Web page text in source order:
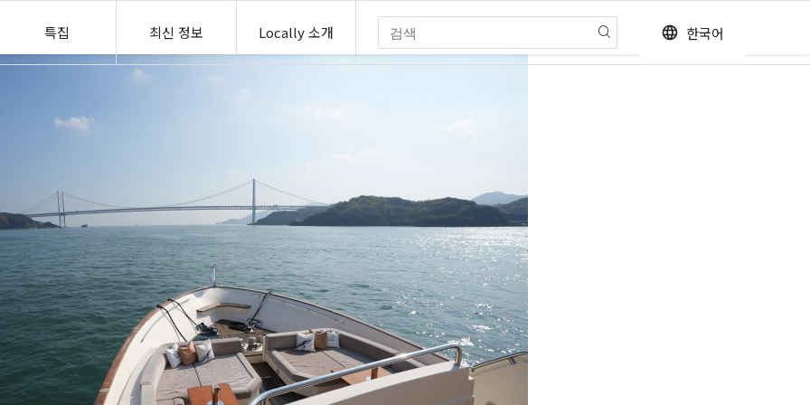
특집 최신 정보 Locally 소개 language 한국어